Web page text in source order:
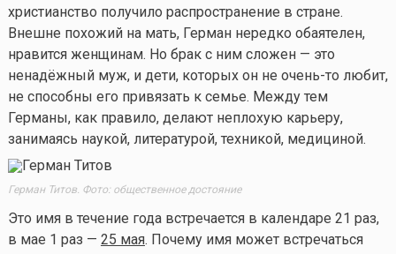
христианство получило распространение в стране.
Внешне похожий на мать, Герман нередко обаятелен,
нравится женщинам. Но брак с ним сложен — это
ненадёжный муж, и дети, которых он не очень-то любит,
не способны его привязать к семье. Между тем
Германы, как правило, делают неплохую карьеру,
занимаясь наукой, литературой, техникой, медициной.
Герман Титов. Фото: общественное достояние
Это имя в течение года встречается в календаре 21 раз,
в мае 1 раз — 25 мая. Почему имя может встречаться